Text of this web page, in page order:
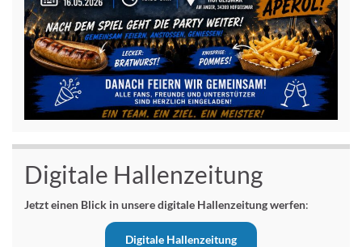
Digitale Hallenzeitung
Jetzt einen Blick in unsere digitale Hallenzeitung werfen:
Digitale Hallenzeitung